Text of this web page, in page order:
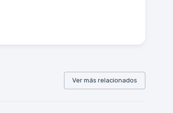
Ver más relacionados